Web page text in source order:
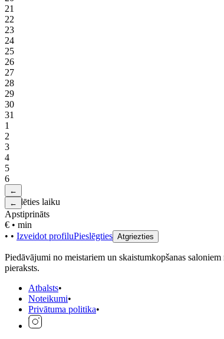
21
22
23
24
25
26
27
28
29
30
31
1
2
3
4
5
6
←
Izvēlēties laiku
←
Apstiprināts
€ • min
• • Izveidot profiluPieslēgties Atgriezties
Piedāvājumi no meistariem un skaistumkopšanas
pieraksts.
Atbalsts•
Noteikumi•
Privātuma politika•